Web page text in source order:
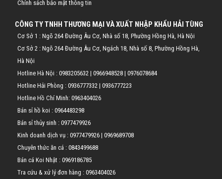
Chính sách bảo mật thông tin
CÔNG TY TNHH THƯƠNG MẠI VÀ XUẤT NHẬP KHẨU HẢI TÙNG
Cơ Sở 1 : Ngõ 264 Đường Âu Cơ, Nhà số 18, Phường Hồng Hà, Hà Nội
Cơ Sở 2 : Ngõ 264 Đường Âu Cơ, Ngách 18, Nhà số 8, Phường Hồng Hà,
Hà Nội
Hotline Hà Nội : 0983205632 | 0966948528 | 0976078684
Hotline Hải Phòng : 0936777332 | 0936777223
Hotline Hồ Chí Minh: 0963404026
Bán sỉ hồ koi : 0964483298
Bán sỉ thủy sinh : 0977479926
Kinh doanh dịch vụ : 0977479926 | 0969689708
Chuyên thức ăn cá : 0843499688
Bán cá Koi Nhật : 0969186785
Tra cứu & xử lý đơn hàng : 0963404026